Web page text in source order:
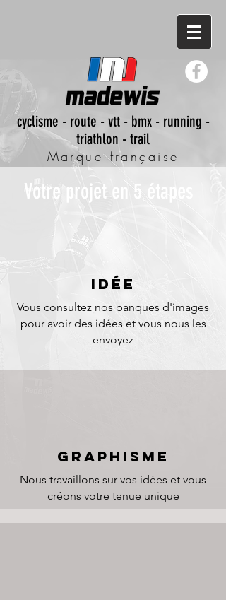
cyclisme - route - vtt - bmx - running -
triathlon - trail
Marque française
Votre projet en 5 étapes
IDéE
Vous consultez nos banques d'images
pour avoir des idées et vous nous les
envoyez
GRAPHISME
Nous travaillons sur vos idées et vous
créons votre tenue unique